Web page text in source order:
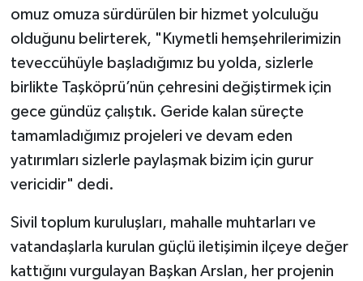
omuz omuza sürdürülen bir hizmet yolculuğu
olduğunu belirterek, "Kıymetli hemşehrilerimizin
teveccühüyle başladığımız bu yolda, sizlerle
birlikte Taşköprü’nün çehresini değiştirmek için
gece gündüz çalıştık. Geride kalan süreçte
tamamladığımız projeleri ve devam eden
yatırımları sizlerle paylaşmak bizim için gurur
vericidir" dedi.
Sivil toplum kuruluşları, mahalle muhtarları ve
vatandaşlarla kurulan güçlü iletişimin ilçeye değer
kattığını vurgulayan Başkan Arslan, her projenin